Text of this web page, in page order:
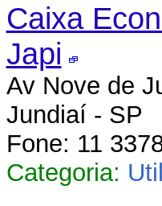
Caixa
Japi
Av Nove de
Jundiaí - SP
Fone: 11
Categoria: